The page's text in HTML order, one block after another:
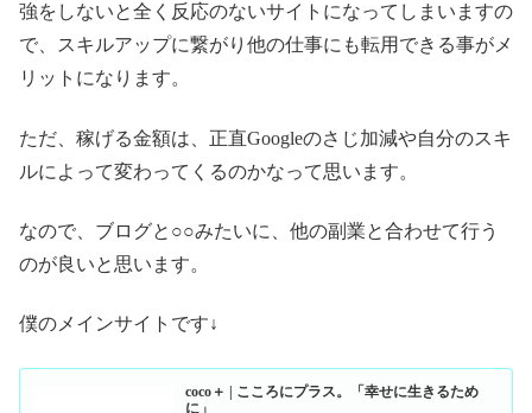
強をしないと全く反応のないサイトになってしまいますの
で、スキルアップに繋がり他の仕事にも転用できる事がメ
リットになります。
ただ、稼げる金額は、正直Googleのさじ加減や自分のスキ
ルによって変わってくるのかなって思います。
なので、ブログと○○みたいに、他の副業と合わせて行う
のが良いと思います。
僕のメインサイトです↓
coco＋ | こころにプラス。「幸せに生きるため
に」